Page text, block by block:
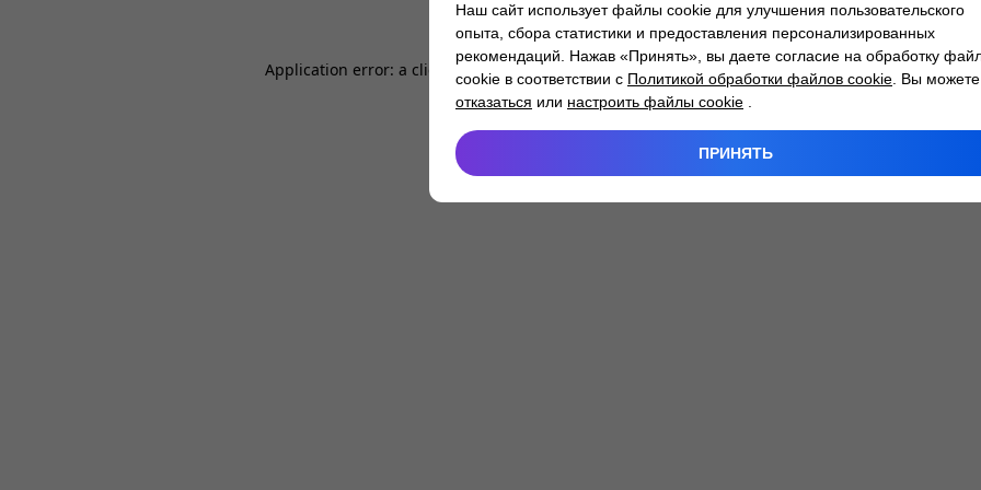
Application error: a client -side exception has occurred while loading atlantm.by (see the
Наш сайт использует файлы cookie для улучшения пользовательского
опыта, сбора статистики и предоставления персонализированных
рекомендаций. Нажав «Принять», вы даете согласие на обработку
cookie в соответствии с Политикой обработки файлов cookie . Вы можете
отказаться или настроить файлы cookie
ПРИНЯТЬ